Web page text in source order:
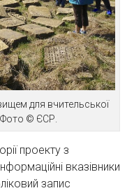
для вчительської
Фото © ЄСР.
проекту з
вказівники
запис